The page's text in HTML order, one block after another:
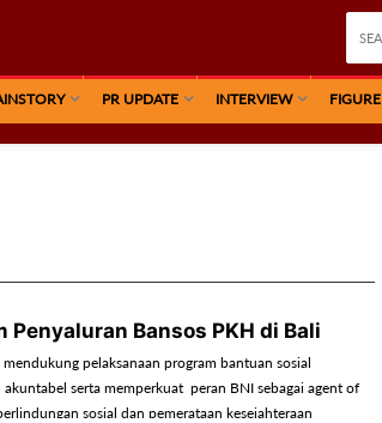
PR UPDATE INTERVIEW FIGURE
Penyaluran Bansos PKH di Bali
pelaksanaan program bantuan sosial
serta memperkuat peran BNI sebagai agent of
sosial dan pemerataan kesejahteraan